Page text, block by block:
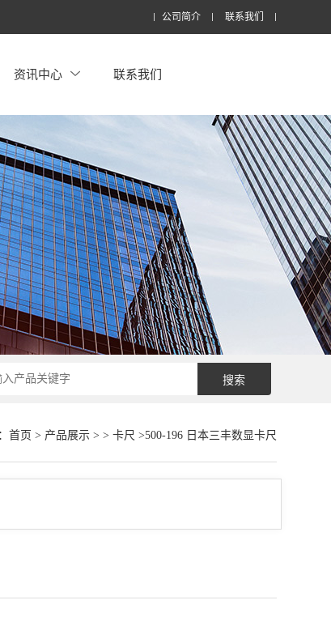
公司简介 联系我们
资讯中心 联系我们
首页 > 产品展示> > 卡尺 >500-196 日本三丰数显卡尺